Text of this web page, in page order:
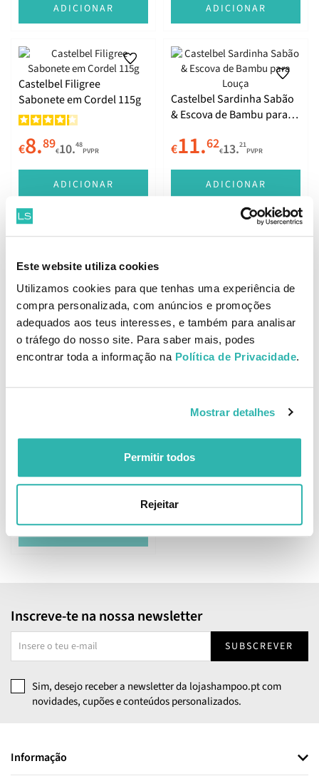
Este website utiliza cookies
Utilizamos cookies para que tenhas uma experiência de
compra personalizada, com anúncios e promoções
adequados aos teus interesses, e também para analisar
o tráfego do nosso site. Para saber mais, podes
encontrar toda a informação na Política de Privacidade.
Mostrar detalhes
Permitir todos
Rejeitar
ADICIONAR ADICIONAR
Castelbel Filigree
Sabonete em Cordel 115g
€8.89€10.48
PVPR
ADICIONAR
Castelbel Sardinha Sabão
& Escova de Bambu para
€11.62€13.21
PVPR
ADICIONAR
Castelbel Essenciais de
€21.70€ 24.65
PVPR
ADICIONAR
€ 15.15€17.22
PVPR
ADICIONAR
Castelbel Jasmim Branco
Recarga 500ml
15.84
Inscreve-te na nossa newsletter
SUBSCREVER
Sim, desejo receber a newsletter da lojashampoo.pt com
novidades, cupões e conteúdos personalizados.
Informação